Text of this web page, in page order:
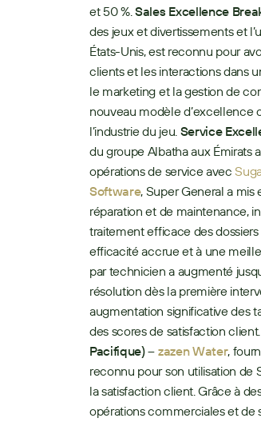
et 50 %. Sales Excellence
des jeux et divertissements et
États-Unis, est reconnu pour
clients et les interactions dans
le marketing et la gestion de
nouveau modèle d’excellence
l’industrie du jeu. Service
du groupe Albatha aux Émirats
opérations de service avec
Software, Super General a
réparation et de maintenance,
traitement efficace des
efficacité accrue et à une
par technicien a augmenté
résolution dès la première
augmentation significative des
des scores de satisfaction client.
Pacifique) – zazen Water,
reconnu pour son utilisation de
la satisfaction client. Grâce à
opérations commerciales et de